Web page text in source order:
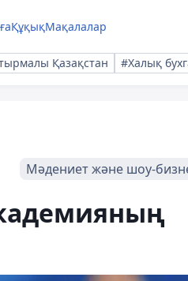
ҚұқықМақалалар
Қазақстан #Халық
Мәдениет және шоу-